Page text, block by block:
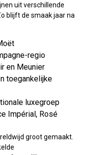
uit verschillende
blijft de smaak jaar na
regio
en Meunier
toegankelijke
luxegroep
Impérial, Rosé
groot gemaakt.